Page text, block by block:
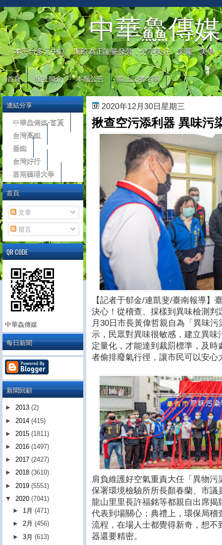
中華鱻傳媒
本平台多元中立，期盼為正能量發聲，分享美好、美麗、美學
首頁 報社簡介 本報公告 線上記者名單
2020年12月30日星期三
揪查空污添利器 異味污
【記者于郁金/連凱斐/臺南報導】
決心！從稽查、採樣到異味檢測
月30日市長黃偉哲親自為「異味
示，民眾對異味很敏感，建立異
定量化，才能達到裁罰標準，及
者偷排廢氣行徑，讓市民可以安心
肩負維護好空氣重責大任「異物
保署環境檢驗所所長顏春蘭、市
龍山里里長許福銘等都親自出席
代表到場關心；典禮上，環保局
流程，在場人士都覺得新奇，想
器還要精密。
連結分享
中華鱻傳媒-首頁
台灣高鐵
臺鐵
台灣好行
嘉南藥理大學
首頁
文章
留言
QR CODE
中華鱻傳媒
每日新聞
新聞回顧
► 2013 (2)
► 2014 (415)
► 2015 (1811)
► 2016 (1497)
► 2017 (2427)
► 2018 (3610)
► 2019 (5551)
▼ 2020 (7041)
► 1月(471)
►2月(456)
►3月(613)